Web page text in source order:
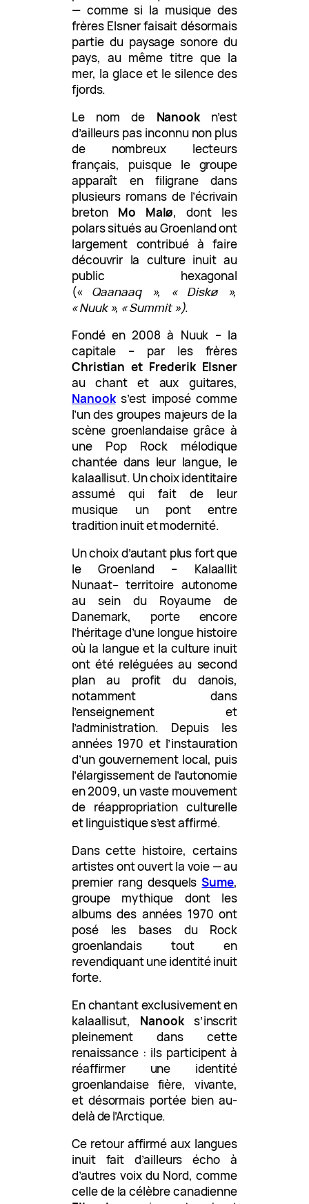
— comme si la musique des
frères Elsner faisait désormais
partie du paysage sonore du
pays, au même titre que la
mer, la glace et le silence des
fjords.
Le nom de Nanookn’est
d’ailleurs pas inconnu non plus
de nombreux lecteurs
français, puisque le groupe
apparaît en filigrane dans
plusieurs romans de l’écrivain
breton Mo Malø, dont les
polars situés au Groenland ont
largement contribué à faire
découvrir la culture inuit au
public hexagonal
(«Qaanaaq », « Diskø »,
« Nuuk », « Summit »).
Fondé en 2008 à Nuuk – la
capitale – par les frères
Christian et Frederik Elsner
au chant et aux guitares,
Nanooks’est imposé comme
l’un des groupes majeurs de la
scène groenlandaise grâce à
une Pop Rock mélodique
chantée dans leur langue, le
kalaallisut. Un choix identitaire
assumé qui fait de leur
musique un pont entre
tradition inuit et modernité.
Un choix d’autant plus fort que
le Groenland – Kalaallit
Nunaat–territoire autonome
au sein du Royaume de
Danemark, porte encore
l’héritage d’une longue histoire
où la langue et la culture inuit
ont été reléguées au second
plan au profit du danois,
notamment dans
l’enseignement et
l’administration. Depuis les
années 1970 et l’instauration
d’un gouvernement local, puis
l’élargissement de l’autonomie
en 2009, un vaste mouvement
de réappropriation culturelle
et linguistique s’est affirmé.
Dans cette histoire, certains
artistes ont ouvert la voie — au
premier rang desquelsSume,
groupe mythique dont les
albums des années 1970 ont
posé les bases du Rock
groenlandais tout en
revendiquant une identité inuit
forte.
En chantant exclusivement en
kalaallisut, Nanooks’inscrit
pleinement dans cette
renaissance : ils participent à
réaffirmer une identité
groenlandaise fière, vivante,
et désormais portée bien au-
delà de l’Arctique.
Ce retour affirmé aux langues
inuit fait d’ailleurs écho à
d’autres voix du Nord, comme
celle de la célèbre canadienne